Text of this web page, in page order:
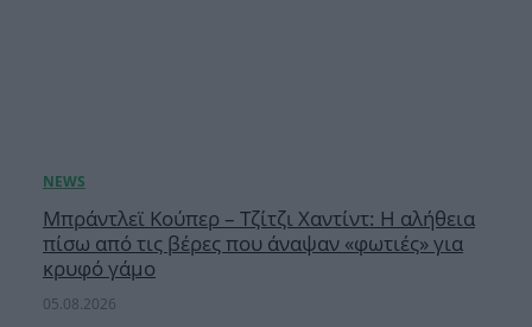
Μπράντλεϊ Κούπερ – Τζίτζι Χαντίντ: Η αλήθεια
πίσω από τις βέρες που άναψαν «φωτιές» για
κρυφό γάμο
05.08.2026